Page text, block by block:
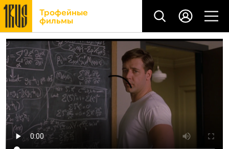
Трофейные
фильмы